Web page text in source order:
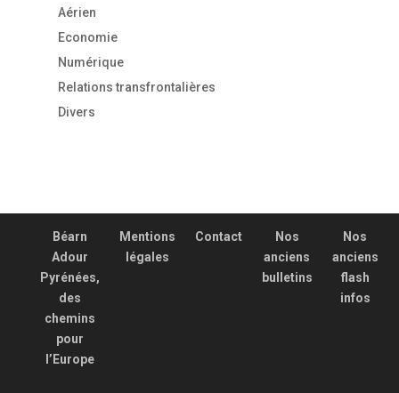
Aérien
Economie
Numérique
Relations transfrontalières
Divers
Béarn
Adour
Pyrénées,
des
chemins
pour
l’Europe
Mentions
légales
Contact
Nos
anciens
bulletins
Nos
anciens
flash
infos